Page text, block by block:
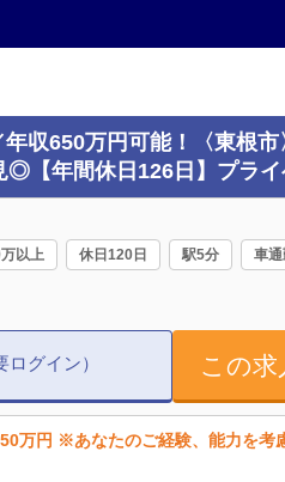
収650万円可能！〈東根
◎【年間休日126日】プラ
以上 休日120日 駅5分 車
グイン） この
万円 ※あなたのご経験、能力を考